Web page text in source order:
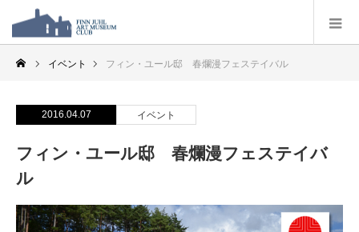
イベント フィン・ユール邸 春爛漫フェステイバル
2016.04.07 イベント
フィン・ユール邸 春爛漫フェステイバ
ル